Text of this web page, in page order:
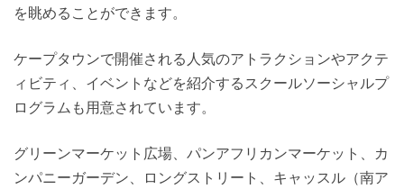
を眺めることができます。
ケープタウンで開催される人気のアトラクションやアクテ
ィビティ、イベントなどを紹介するスクールソーシャルプ
ログラムも用意されています。
グリーンマーケット広場、パンアフリカンマーケット、カ
ンパニーガーデン、ロングストリート、キャッスル（南ア